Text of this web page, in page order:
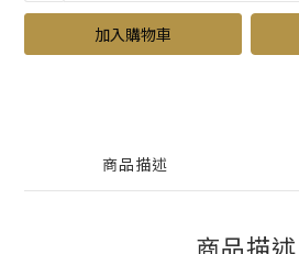
加入購物車
商品描述
商品描述